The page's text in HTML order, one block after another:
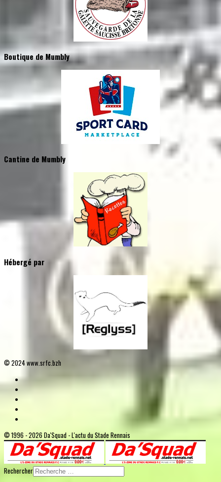
Boutique de Mumbly
Cantine de Mumbly
Hébergé par
© 2024 www.srfc.bzh
© 1996 - 2026 Da'Squad - L'actu du Stade Rennais
Rechercher